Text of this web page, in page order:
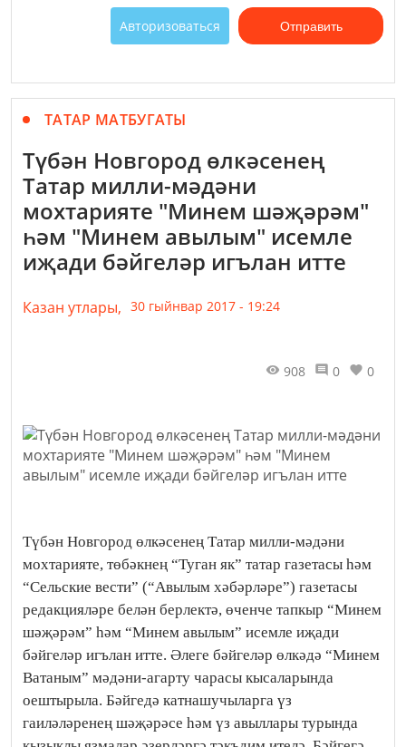
Авторизоваться Отправить
ТАТАР МАТБУГАТЫ
Түбән Новгород өлкәсенең
Татар милли-мәдәни
мохтарияте "Минем шәҗәрәм"
һәм "Минем авылым" исемле
иҗади бәйгеләр игълан итте
Казан утлары, 30 гыйнвар 2017 - 19:24
908 0 0
Түбән Новгород өлкәсенең Татар милли-мәдәни
мохтарияте, төбәкнең “Туган як” татар газетасы һәм
“Сельские вести” (“Авылым хәбәрләре”) газетасы
редакцияләре белән берлектә, өченче тапкыр “Минем
шәҗәрәм” һәм “Минем авылым” исемле иҗади
бәйгеләр игълан итте. Әлеге бәйгеләр өлкәдә “Минем
Ватаным” мәдәни-агарту чарасы кысаларында
оештырыла. Бәйгедә катнашучыларга үз
гаиләләренең шәҗәрәсе һәм үз авыллары турында